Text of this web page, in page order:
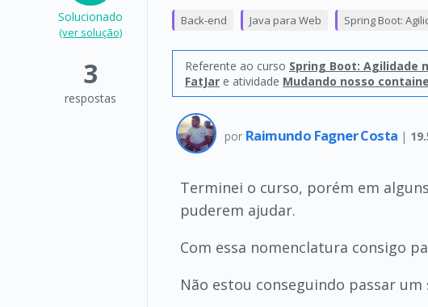
Solucionado
(ver solução)
3
respostas
Back-end Java para Web Spring Boot:
Referente ao curso Spring Boot: Agilidade
FatJar e atividade Mudando nosso
por Raimundo Fagner Costa |
Terminei o curso, porém em
puderem ajudar.
Com essa nomenclatura consigo
Não estou conseguindo passar